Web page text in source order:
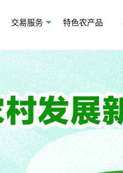
交易服务 特色农产品